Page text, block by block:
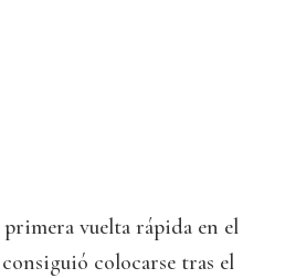
vuelta rápida en el
colocarse tras el